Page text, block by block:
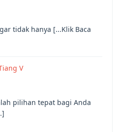
tidak hanya [...Klik Baca
V
pilihan tepat bagi Anda